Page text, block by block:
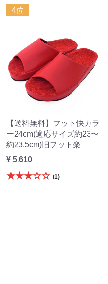
4位
【送料無料】フット快カラ
ー24cm(適応サイズ約23〜
約23.5cm)旧フット楽
¥ 5,610
★★★☆☆ (1)